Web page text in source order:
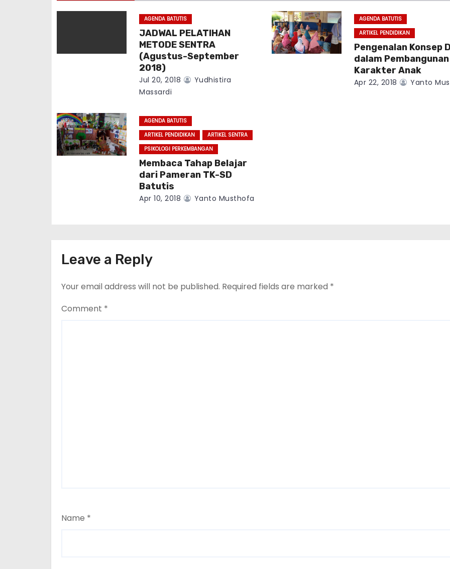
a
i
AGENDA BATUTIS
JADWAL PELATIHAN
METODE SENTRA
(Agustus-September
2018)
Jul 20, 2018
Yudhistira
Massardi
AGENDA BATUTIS
ARTIKEL PENDIDIKAN
Pengenalan Konsep
dalam Pembangunan
Karakter Anak
Apr 22, 2018 Yanto
AGENDA BATUTIS
ARTIKEL PENDIDIKAN
ARTIKEL SENTRA
PSIKOLOGI PERKEMBANGAN
Membaca Tahap Belajar
dari Pameran TK-SD
Batutis
Apr 10, 2018 Yanto Musthofa
Leave a Reply
Your email address will not be published. Required fields are marked *
Comment *
Name *